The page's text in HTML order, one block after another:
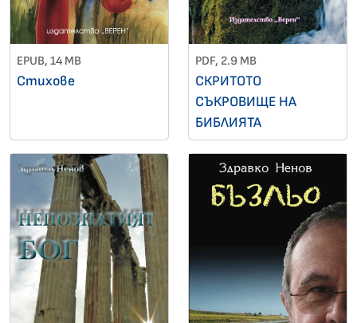
EPUB, 14 MB
Стихове
PDF, 2.9 MB
СКРИТОТО
СЪКРОВИЩЕ НА
БИБЛИЯТА